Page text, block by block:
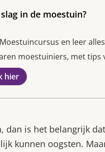
in de moestuin?
en leer
moestuiniers, met tips
hier
is het belangrijk
kunnen oogsten.